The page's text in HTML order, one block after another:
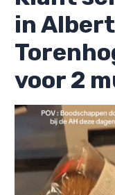
in
voor 2